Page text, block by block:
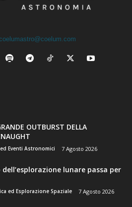
OUTBURST DELLA
Eventi Astronomici 7 Agosto 2026
lunare passa per
ed Esplorazione Spaziale 7 Agosto 2026